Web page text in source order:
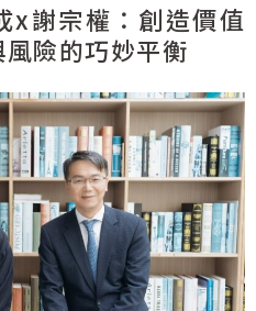
x謝宗權：創造價值
險的巧妙平衡